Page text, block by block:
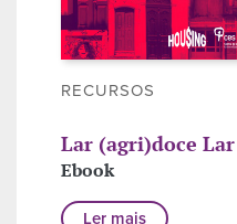
RECURSOS
Lar (agri)doce Lar
Ebook
Ler mais